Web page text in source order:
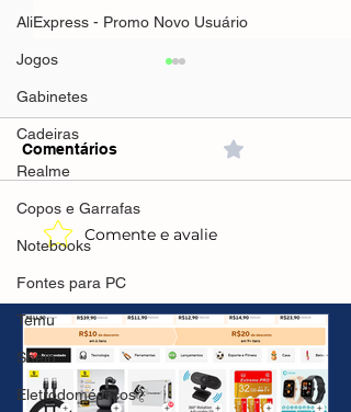
AliExpress - Promo Novo Usuário
Jogos
Gabinetes
Cadeiras
Realme
Copos e Garrafas
Notebooks
Fontes para PC
Temu
Shein
Eletrodomésticos
Filtro De Linha + Dps
Branco(Mercado
Livre)R$69,45 em 3X
Comentários
Comente e avalie